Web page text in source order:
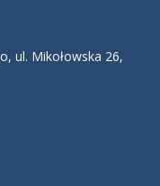
ul. Mikołowska 26,